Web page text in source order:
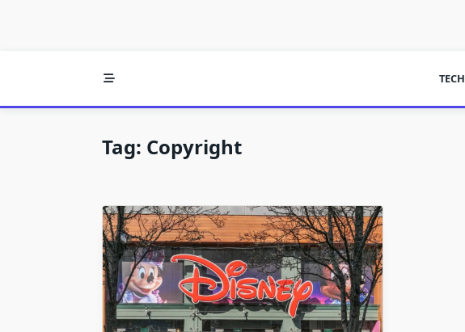
TECH
Tag: Copyright